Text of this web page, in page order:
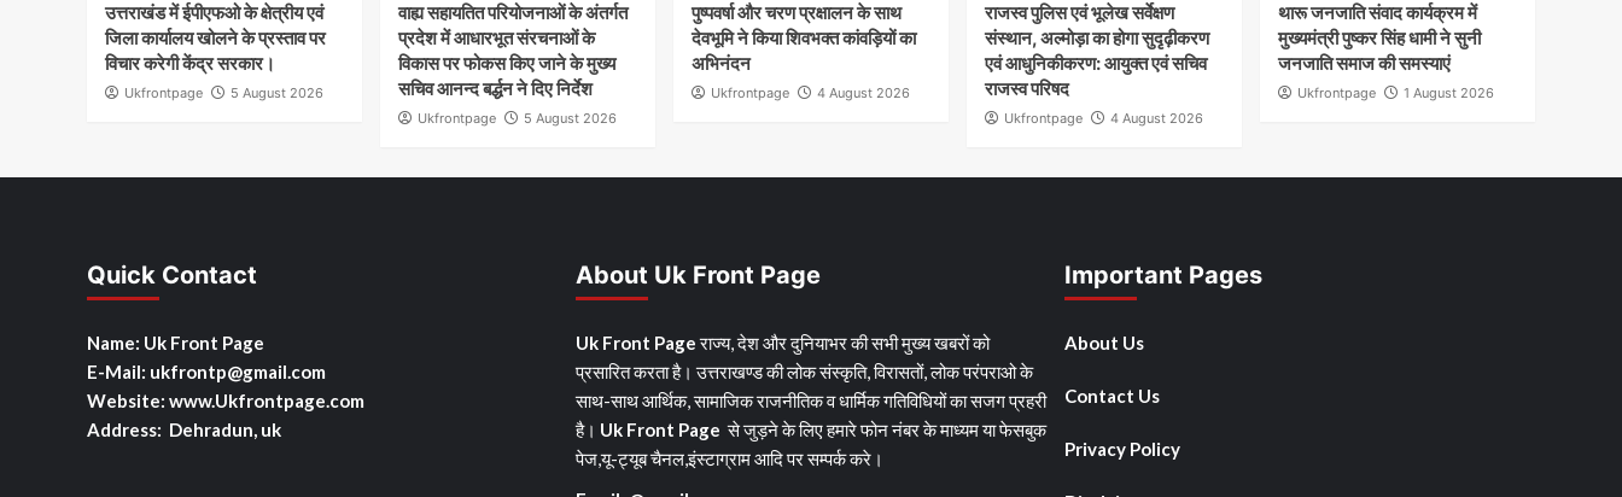
उत्तराखंड में ईपीएफओ के क्षेत्रीय एवं
जिला कार्यालय खोलने के प्रस्ताव पर
विचार करेगी केंद्र सरकार।
Ukfrontpage 5 August 2026
वाह्य सहायतित परियोजनाओं के अंतर्गत
प्रदेश में आधारभूत संरचनाओं के
विकास पर फोकस किए जाने के मुख्य
सचिव आनन्द बर्द्धन ने दिए निर्देश
Ukfrontpage 5 August 2026
पुष्पवर्षा और चरण प्रक्षालन के साथ
देवभूमि ने किया शिवभक्त कांवड़ियों का
अभिनंदन
Ukfrontpage 4 August 2026
राजस्व पुलिस एवं भूलेख सर्वेक्षण
संस्थान, अल्मोड़ा का होगा सुदृढ़ीकरण
एवं आधुनिकीकरण: आयुक्त एवं सचिव
राजस्व परिषद
Ukfrontpage 4 August 2026
थारू जनजाति संवाद कार्यक्रम में
मुख्यमंत्री पुष्कर सिंह धामी ने सुनी
जनजाति समाज की समस्याएं
Ukfrontpage 1 August 2026
Quick Contact
Name: Uk Front Page
E-Mail: ukfrontp@gmail.com
Website: www.Ukfrontpage.com
Address: Dehradun, uk
About Uk Front Page
Uk Front Pageराज्य, देश और दुनियाभर की सभी मुख्य खबरों को
प्रसारित करता है। उत्तराखण्ड की लोक संस्कृति, विरासतों, लोक परंपराओ के
साथ-साथ आर्थिक, सामाजिक राजनीतिक व धार्मिक गतिविधियों का सजग प्रहरी
है। Uk Front Page से जुड़ने के लिए हमारे फोन नंबर के माध्यम या फेसबुक
पेज,यू-ट्यूब चैनल,इंस्टाग्राम आदि पर सम्पर्क करे।
Important Pages
About Us
Contact Us
Privacy Policy